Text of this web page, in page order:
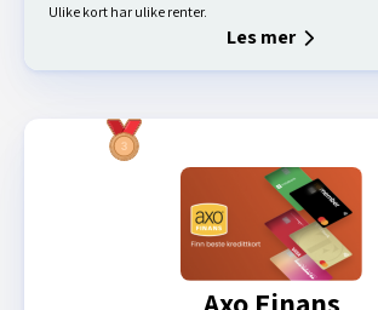
Ulike kort har ulike renter.
Les mer
Axo Finans